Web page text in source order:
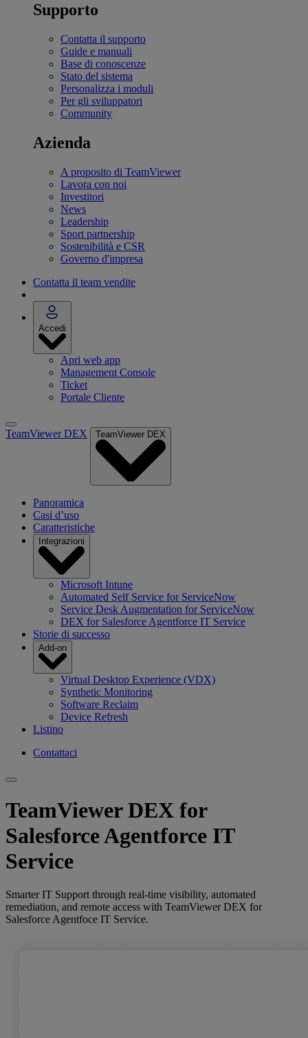
Supporto
Contatta il supporto
Guide e manuali
Base di conoscenze
Stato del sistema
Personalizza i moduli
Per gli sviluppatori
Community
Azienda
A proposito di TeamViewer
Lavora con noi
Investitori
News
Leadership
Sport partnership
Sostenibilità e CSR
Governo d'impresa
Contatta il team vendite
Accedi
Apri web app
Management Console
Ticket
Portale Cliente
TeamViewer DEX TeamViewer DEX
Panoramica
Casi d’uso
Caratteristiche
Integrazioni
Microsoft Intune
Automated Self Service for ServiceNow
Service Desk Augmentation for ServiceNow
DEX for Salesforce Agentforce IT Service
Storie di successo
Add-on
Virtual Desktop Experience (VDX)
Synthetic Monitoring
Software Reclaim
Device Refresh
Listino
Contattaci
TeamViewer DEX for
Salesforce Agentforce IT
Service
Smarter IT Support through real‑time visibility, automated
remediation, and remote access with TeamViewer DEX for
Salesforce Agentfoce IT Service.